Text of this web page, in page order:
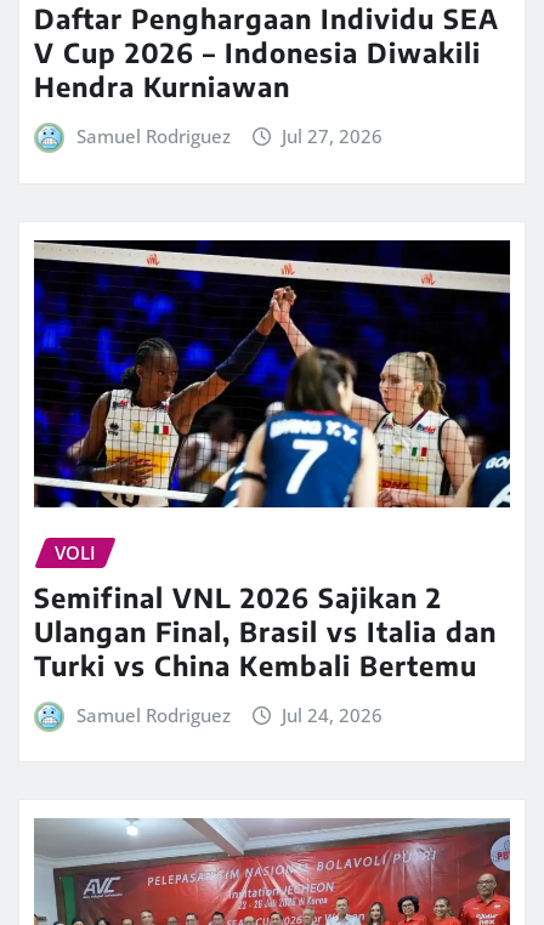
Daftar Penghargaan Individu SEA
V Cup 2026 – Indonesia Diwakili
Hendra Kurniawan
Samuel Rodriguez Jul 27, 2026
VOLI
Semifinal VNL 2026 Sajikan 2
Ulangan Final, Brasil vs Italia dan
Turki vs China Kembali Bertemu
Samuel Rodriguez Jul 24, 2026